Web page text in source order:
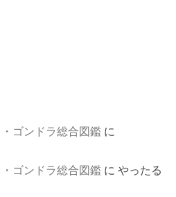
ゴンドラ総合図鑑 に
ゴンドラ総合図鑑 に やったる